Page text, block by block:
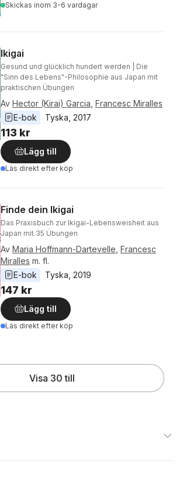
Skickas inom 3-6 vardagar
Ikigai
Gesund und glücklich hundert werden | Die
"Sinn des Lebens"-Philosophie aus Japan mit
praktischen Übungen
Av Hector (Kirai) Garcia, Francesc Miralles
E-bok
Tyska, 2017
113 kr
Lägg till
Läs direkt efter köp
Finde dein Ikigai
Das Praxisbuch zur Ikigai-Lebensweisheit aus
Japan mit 35 Übungen
Av Maria Hoffmann-Dartevelle, Francesc
Miralles m. fl.
E-bok
Tyska, 2019
147 kr
Lägg till
Läs direkt efter köp
Visa 30 till